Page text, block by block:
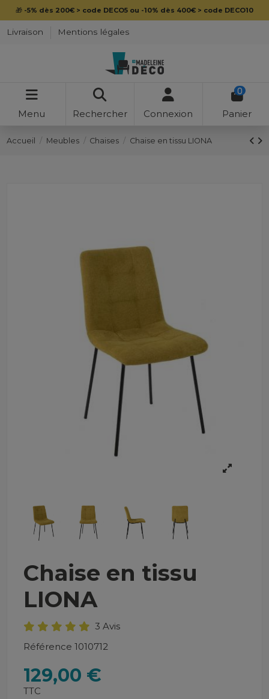
🎁 -5% dès 200€ > code DECO5 ou -10% dès 400€ > code DECO10
Livraison Mentions légales
Menu Rechercher Connexion
0
Panier
Accueil Meubles Chaises Chaise en tissu LIONA
Chaise en tissu
LIONA
3 Avis
Référence 1010712
129,00 €
TTC